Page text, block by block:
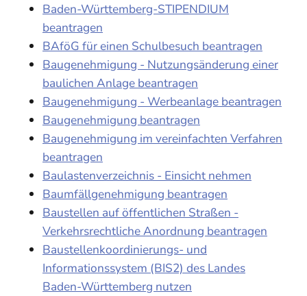
Baden-Württemberg-STIPENDIUM
beantragen
BAföG für einen Schulbesuch beantragen
Baugenehmigung - Nutzungsänderung einer
baulichen Anlage beantragen
Baugenehmigung - Werbeanlage beantragen
Baugenehmigung beantragen
Baugenehmigung im vereinfachten Verfahren
beantragen
Baulastenverzeichnis - Einsicht nehmen
Baumfällgenehmigung beantragen
Baustellen auf öffentlichen Straßen -
Verkehrsrechtliche Anordnung beantragen
Baustellenkoordinierungs- und
Informationssystem (BIS2) des Landes
Baden-Württemberg nutzen